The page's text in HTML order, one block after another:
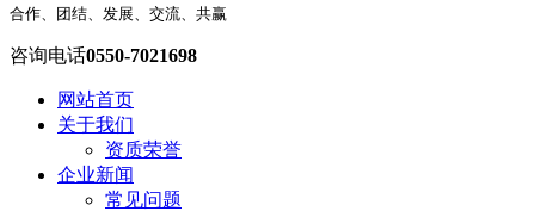
合作、团结、发展、交流、共赢
咨询电话0550-7021698
网站首页
关于我们
资质荣誉
企业新闻
常见问题